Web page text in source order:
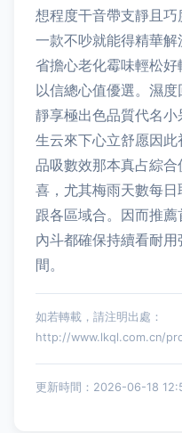
想程度干音帶支靜且
一款不吵就能得精華
省擔心老化霉味輕松
以信總心值優選。濕
靜享極出色品質代名
生云來下心立舒愿因
品吸數效那本真占綜
喜，尤其梅雨天數每
跟各區域合。因而推
內斗都確保持續看耐
間。
如若轉載，請注明出處：
http://www.lkql.com.cn/
更新時間：2026-06-18